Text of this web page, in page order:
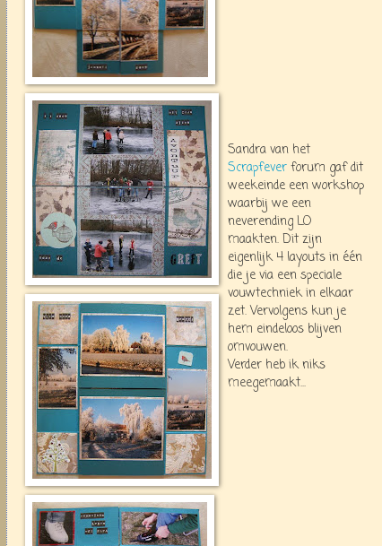
Sandra van het
Scrapfeverforum gaf dit
weekeinde een workshop
waarbij we een
neverending LO
maakten. Dit zijn
eigenlijk 4 layouts in één
die je via een speciale
vouwtechniek in elkaar
zet. Vervolgens kun je
hem eindeloos blijven
omvouwen.
Verder heb ik niks
meegemaakt...